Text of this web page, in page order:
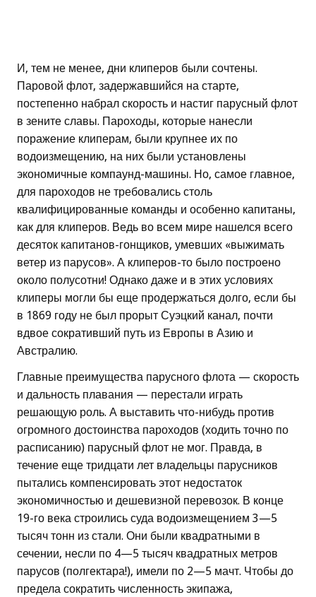
И, тем не менее, дни клиперов были сочтены.
Паровой флот, задержавшийся на старте,
постепенно набрал скорость и настиг парусный флот
в зените славы. Пароходы, которые нанесли
поражение клиперам, были крупнее их по
водоизмещению, на них были установлены
экономичные компаунд-машины. Но, самое главное,
для пароходов не требовались столь
квалифицированные команды и особенно капитаны,
как для клиперов. Ведь во всем мире нашелся всего
десяток капитанов-гонщиков, умевших «выжимать
ветер из парусов». А клиперов-то было построено
около полусотни! Однако даже и в этих условиях
клиперы могли бы еще продержаться долго, если бы
в 1869 году не был прорыт Суэцкий канал, почти
вдвое сокративший путь из Европы в Азию и
Австралию.
Главные преимущества парусного флота — скорость
и дальность плавания — перестали играть
решающую роль. А выставить что-нибудь против
огромного достоинства пароходов (ходить точно по
расписанию) парусный флот не мог. Правда, в
течение еще тридцати лет владельцы парусников
пытались компенсировать этот недостаток
экономичностью и дешевизной перевозок. В конце
19-го века строились суда водоизмещением 3—5
тысяч тонн из стали. Они были квадратными в
сечении, несли по 4—5 тысяч квадратных метров
парусов (полгектара!), имели по 2—5 мачт. Чтобы до
предела сократить численность экипажа,